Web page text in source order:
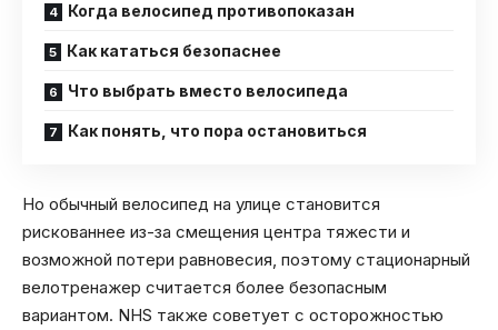
Когда велосипед противопоказан
Как кататься безопаснее
Что выбрать вместо велосипеда
Как понять, что пора остановиться
Но обычный велосипед на улице становится
рискованнее из-за смещения центра тяжести и
возможной потери равновесия, поэтому стационарный
велотренажер считается более безопасным
вариантом. NHS также советует с осторожностью